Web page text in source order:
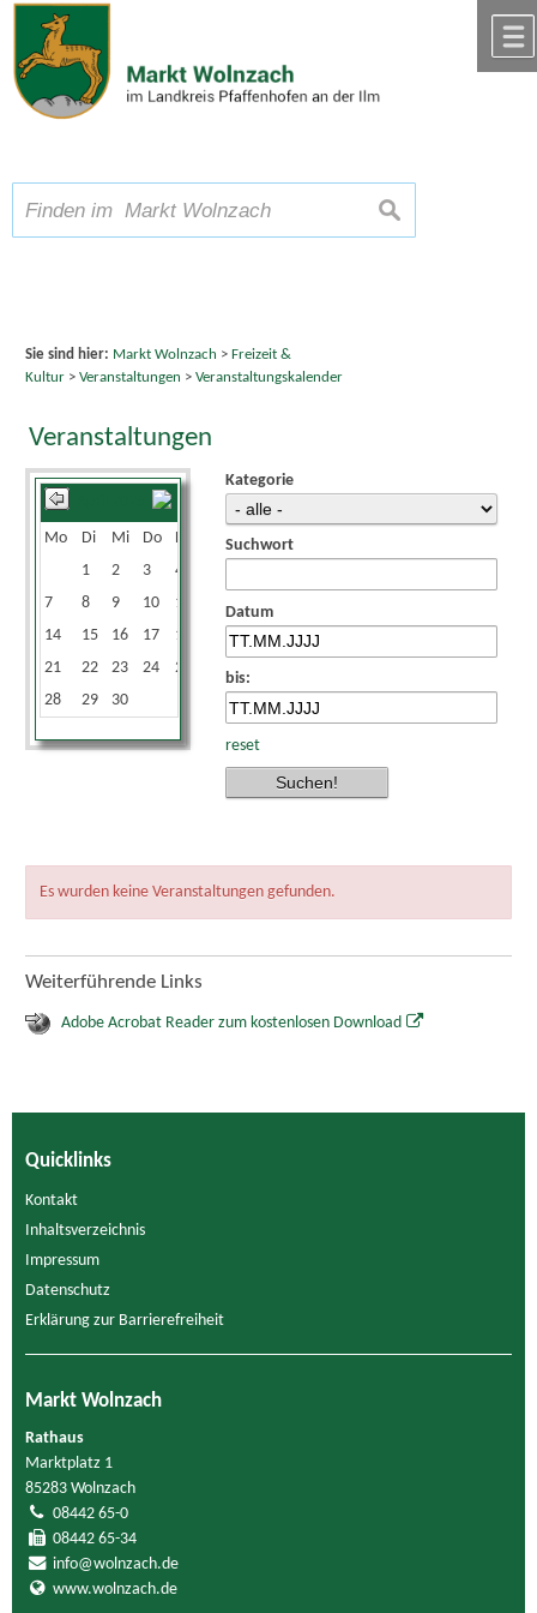
Zum Inhalt,zur Navigation
Schriftgröße A A A suchen
Sie sind hier: Markt Wolnzach > Freizeit &
Kultur> Veranstaltungen > Veranstaltungskalender
Veranstaltungen
Mo
Di Mi Do
So
1
2 3 4
7
8 9 10 11
13
14
15 16 17 18
20
21
22 23 24 25
27
28
29 30
Kategorie
Suchwort
Datum
bis:
reset
Es wurden keine Veranstaltungen gefunden.
Weiterführende Links
Adobe Acrobat Reader zum kostenlosen Download
Quicklinks
Kontakt
Inhaltsverzeichnis
Impressum
Datenschutz
Erklärung zur Barrierefreiheit
Markt Wolnzach
Rathaus
Marktplatz 1
85283 Wolnzach
08442 65-0
08442 65-34
info@wolnzach.de
www.wolnzach.de